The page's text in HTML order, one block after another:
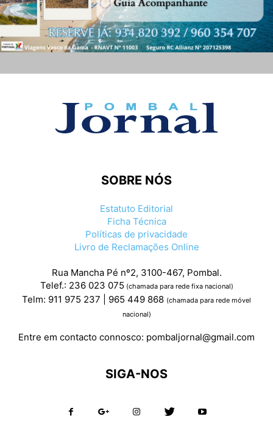
SOBRE NÓS
Estatuto Editorial
Ficha Técnica
Políticas de privacidade
Livro de Reclamações Online
Rua Mancha Pé nº2, 3100-467, Pombal.
Telef.: 236 023 075 (chamada para rede fixa nacional)
Telm: 911 975 237 | 965 449 868 (chamada para rede móvel
nacional)
Entre em contacto connosco: pombaljornal@gmail.com
SIGA-NOS